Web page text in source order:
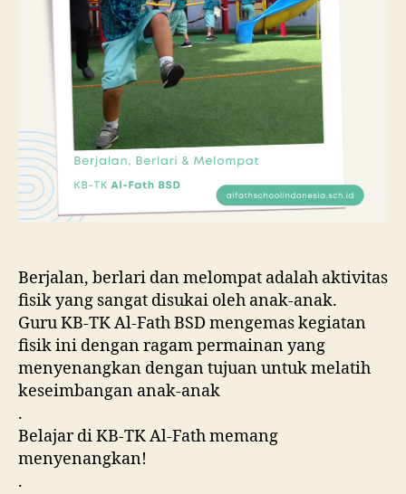
Berjalan, berlari dan melompat adalah aktivitas
fisik yang sangat disukai oleh anak-anak.
Guru KB-TK Al-Fath BSD mengemas kegiatan
fisik ini dengan ragam permainan yang
menyenangkan dengan tujuan untuk melatih
keseimbangan anak-anak
.
Belajar di KB-TK Al-Fath memang
menyenangkan!
.